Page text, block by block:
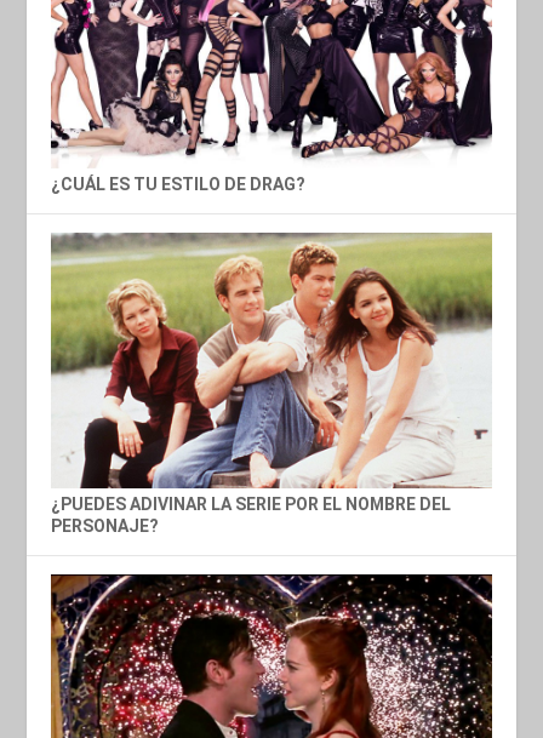
¿CUÁL ES TU ESTILO DE DRAG?
¿PUEDES ADIVINAR LA SERIE POR EL NOMBRE DEL
PERSONAJE?